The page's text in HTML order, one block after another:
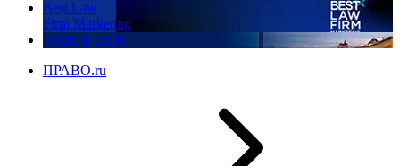
Best Law
Firm Marketing
ПМЮФ 2026
ПРАВО.ru